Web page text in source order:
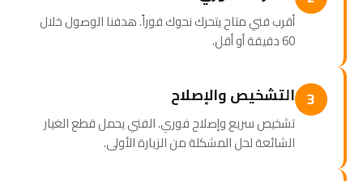
أقرب فني متاح يتحرك نحوك فوراً. هدفنا الوصول خلال
60 دقيقة أو أقل.
3 التشخيص والإصلاح
تشخيص سريع وإصلاح فوري. الفني يحمل قطع الغيار
الشائعة لحل المشكلة من الزيارة الأولى.